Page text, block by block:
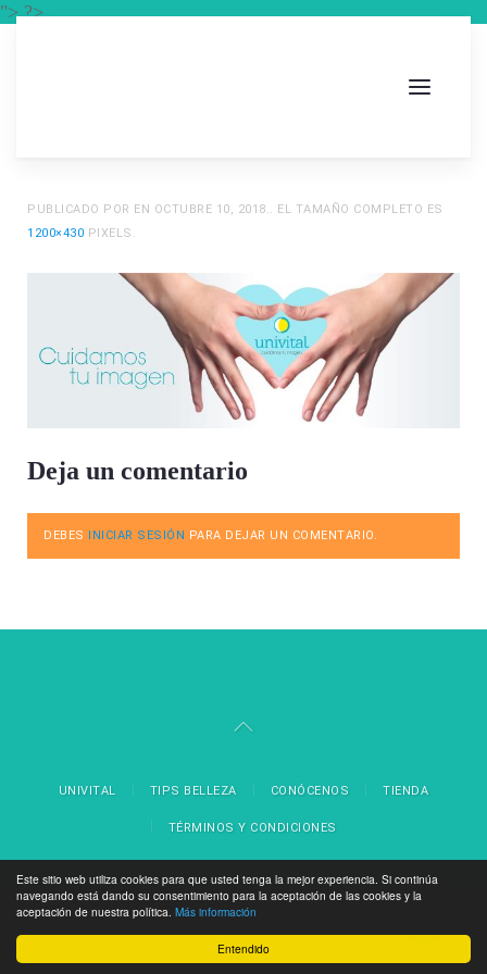
Entendido
Este sitio web utiliza cookies para que usted tenga la mejor experiencia. Si continúa
navegando está dando su consentimiento para la aceptación de las cookies y la
aceptación de nuestra política. Más información
"> ?>
PUBLICADO POR EN OCTUBRE 10, 2018.. EL TAMAÑO COMPLETO ES
1200×430 PIXELS.
Deja un comentario
DEBES INICIAR SESIÓN PARA DEJAR UN COMENTARIO.
UNIVITAL TIPS BELLEZA CONÓCENOS TIENDA
TÉRMINOS Y CONDICIONES